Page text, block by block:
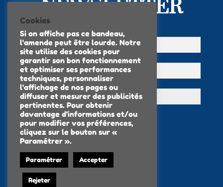
NEWSLETTER
Mentions légales
Cookies
Si on affiche pas ce bandeau,
l'amende peut être lourde. Notre
site utilise des cookies pour
garantir son bon fonctionnement
et optimiser ses performances
techniques, personnaliser
l'affichage de nos pages ou
diffuser et mesurer des publicités
pertinentes. Pour obtenir
davantage d'informations et/ou
pour modifier vos préférences,
cliquez sur le bouton sur «
Paramétrer ».
Paramétrer Accepter
Rejeter